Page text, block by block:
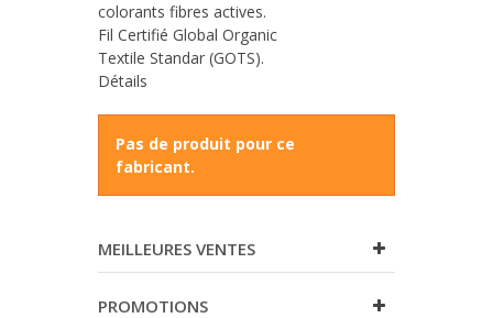
colorants fibres actives.
Fil Certifié Global Organic
Textile Standar (GOTS).
Détails
Pas de produit pour ce
fabricant.
MEILLEURES VENTES
PROMOTIONS